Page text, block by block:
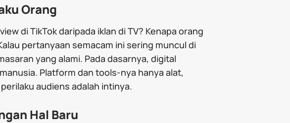
Orang
di TikTok daripada iklan di TV? Kenapa orang
pertanyaan semacam ini sering muncul di
yang alami. Pada dasarnya, digital
Platform dan tools-nya hanya alat,
audiens adalah intinya.
Hal Baru